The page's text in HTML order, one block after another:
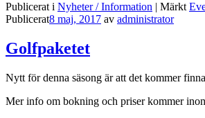
Publicerat i Nyheter / Information Märkt
Publicerat8 maj, 2017 av administrator
Golfpaketet
Nytt för denna säsong är att det kommer
Mer info om bokning och priser kommer